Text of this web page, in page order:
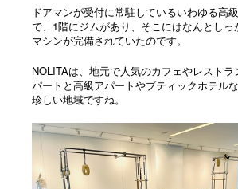
ドアマンが受付に常駐しているいわゆる高
で、1階にジムがあり、そこにはなんとしっ
マシンが完備されていたのです。
NOLITAは、地元で人気のカフェやレスト
パートと高級アパートやブティックホテル
珍しい地域ですね。